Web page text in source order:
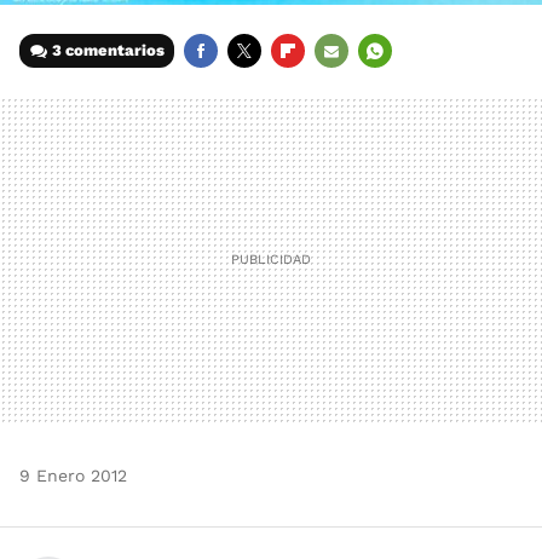
3 comentarios
MAIL
9 Enero 2012